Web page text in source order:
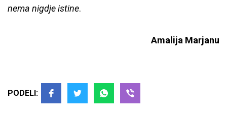
nema nigdje istine.
Amalija Marjanu
PODELI: